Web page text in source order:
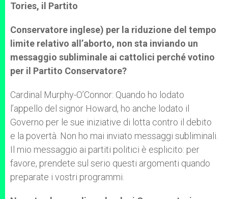
Tories, il Partito
Conservatore inglese) per la riduzione del tempo
limite relativo all’aborto, non sta inviando un
messaggio subliminale ai cattolici perché votino
per il Partito Conservatore?
Cardinal Murphy-O’Connor: Quando ho lodato
l’appello del signor Howard, ho anche lodato il
Governo per le sue iniziative di lotta contro il debito
e la povertà. Non ho mai inviato messaggi subliminali.
Il mio messaggio ai partiti politici è esplicito: per
favore, prendete sul serio questi argomenti quando
preparate i vostri programmi.